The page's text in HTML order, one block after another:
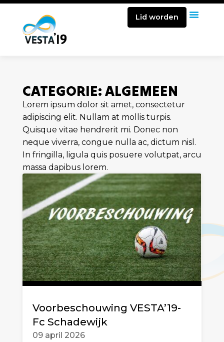
Lid worden
CATEGORIE: ALGEMEEN
Lorem ipsum dolor sit amet, consectetur
adipiscing elit. Nullam at mollis turpis.
Quisque vitae hendrerit mi. Donec non
neque viverra, congue nulla ac, dictum nisl.
In fringilla, ligula quis posuere volutpat, arcu
massa dapibus lorem.
Voorbeschouwing VESTA’19-
Fc Schadewijk
09 april 2026